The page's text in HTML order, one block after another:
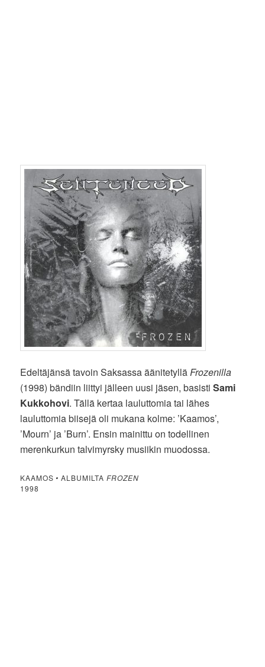
Edeltäjänsä tavoin Saksassa äänitetylläFrozenilla
(1998) bändiin liittyi jälleen uusi jäsen, basistiSami
Kukkohovi. Tällä kertaa lauluttomia tai lähes
lauluttomia biisejä oli mukana kolme: ’Kaamos’,
’Mourn’ ja ’Burn’. Ensin mainittu on todellinen
merenkurkun talvimyrsky musiikin muodossa.
KAAMOS • ALBUMILTAFROZEN
1998